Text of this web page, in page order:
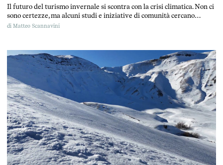
Il futuro del turismo invernale si scontra con la crisi climatica. Non ci
sono certezze, ma alcuni studi e iniziative di comunità cercano
risposte per ridare vita al territorio.
di Matteo Scannavini